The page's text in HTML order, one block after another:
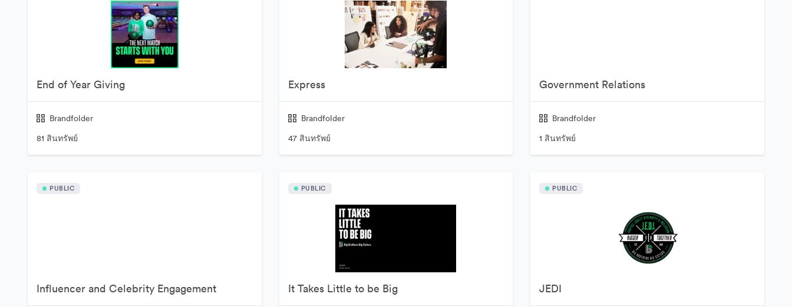
End of Year Giving
Brandfolder
81 สินทรัพย์
Express
Brandfolder
47 สินทรัพย์
Government Relations
Brandfolder
1 สินทรัพย์
PUBLIC
Influencer and Celebrity Engagement
PUBLIC
It Takes Little to be Big
PUBLIC
JEDI